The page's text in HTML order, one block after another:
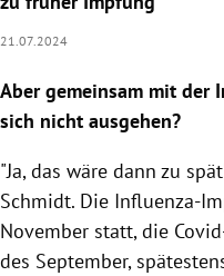
21.07.2024
Aber gemeinsam mit der
sich nicht ausgehen?
"Ja, das wäre dann zu
Schmidt. Die Influenza-
November statt, die
des September,